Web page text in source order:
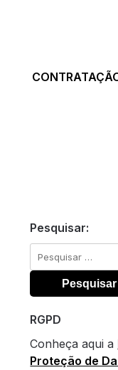
Pesquisar:
Pesquisar
por:
RGPD
Conheça aqui a
Proteção de